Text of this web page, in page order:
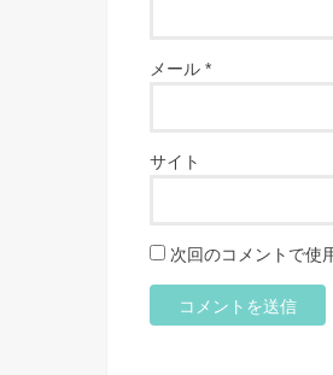
メール *
サイト
次回のコメントで使